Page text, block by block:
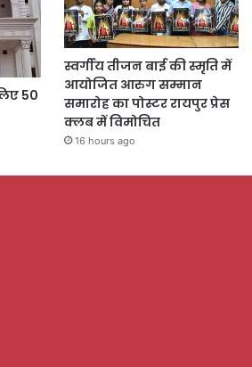
50
स्वर्गीय तीजन बाई की स्मृति में
आयोजित आरुग सम्मान
समारोह का पोस्टर रायपुर प्रेस
क्लब में विमोचित
16 hours ago